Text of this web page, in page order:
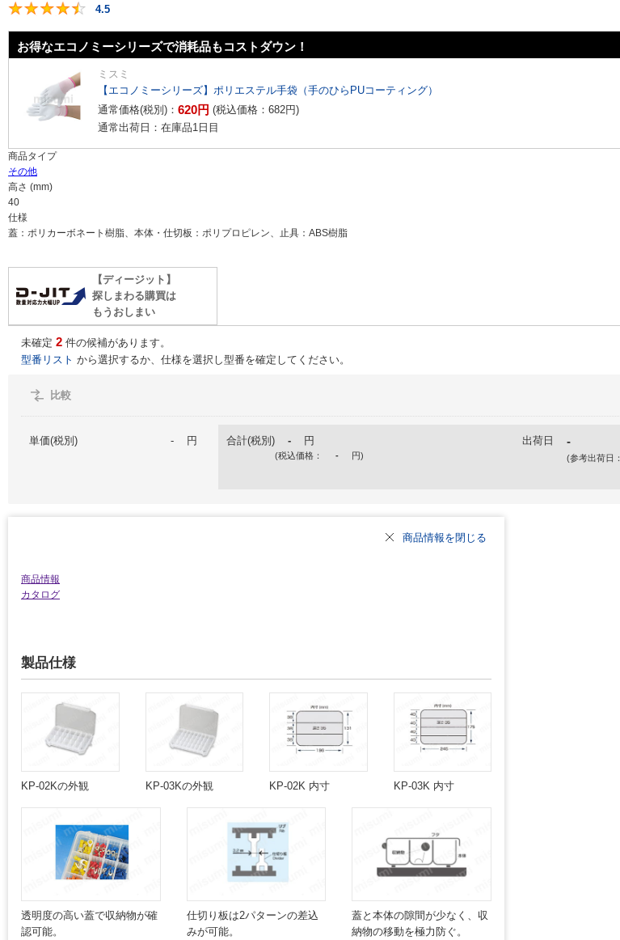
4.5
お得なエコノミーシリーズで消耗品もコストダウン！
ミスミ
【エコノミーシリーズ】ポリエステル手袋（手のひらPUコーティング）
通常価格(税別)： 620円 (税込価格： 682円)
通常出荷日：在庫品1日目
商品タイプ
その他
高さ (mm)
40
仕様
蓋：ポリカーボネート樹脂、本体・仕切板：ポリプロピレン、止具：ABS樹脂
【ディージット】
探しまわる購買は
もうおしまい
未確定 2 件の候補があります。
型番リスト から選択するか、仕様を選択し型番を確定してください。
比較
単価(税別) - 円 合計(税別) - 円
(税込価格： - 円)
出荷日 -
(参考出荷日：
商品情報を閉じる
商品情報
カタログ
製品仕様
KP-02Kの外観 KP-03Kの外観 KP-02K 内寸 KP-03K 内寸
透明度の高い蓋で収納物が確
認可能。
仕切り板は2パターンの差込
みが可能。
蓋と本体の隙間が少なく、収
納物の移動を極力防ぐ。